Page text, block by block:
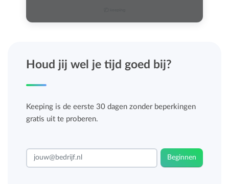
Houd jij wel je tijd goed bij?
Keeping is de eerste 30 dagen zonder beperkingen
gratis uit te proberen.
Beginnen